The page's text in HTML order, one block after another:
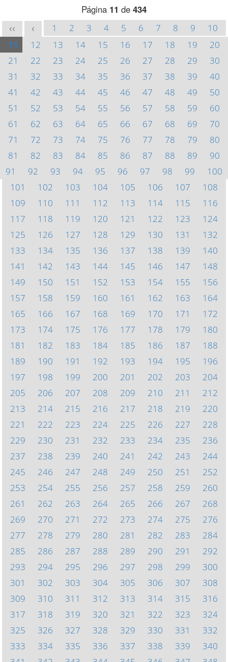
Página 11 de 434
<< < 1 2 3 4 5 6 7 8 9
10
11
12 13 14 15 16 17 18 19
20
21
22 23 24 25 26 27 28 29
30
31
32 33 34 35 36 37 38 39
40
41
42 43 44 45 46 47 48 49
50
51
52 53 54 55 56 57 58 59
60
61
62 63 64 65 66 67 68 69
70
71
72 73 74 75 76 77 78 79
80
81
82 83 84 85 86 87 88 89
90
91
92 93 94 95 96 97 98 99
100
101
102 103 104 105 106 107
108
109
110 111 112 113 114 115
116
117
118 119 120 121 122 123
124
125
126 127 128 129 130 131
132
133
134 135 136 137 138 139
140
141
142 143 144 145 146 147
148
149
150 151 152 153 154 155
156
157
158 159 160 161 162 163
164
165
166 167 168 169 170 171
172
173
174 175 176 177 178 179
180
181
182 183 184 185 186 187
188
189
190 191 192 193 194 195
196
197
198 199 200 201 202 203
204
205
206 207 208 209 210 211
212
213
214 215 216 217 218 219
220
221
222 223 224 225 226 227
228
229
230 231 232 233 234 235
236
237
238 239 240 241 242 243
244
245
246 247 248 249 250 251
252
253
254 255 256 257 258 259
260
261
262 263 264 265 266 267
268
269
270 271 272 273 274 275
276
277
278 279 280 281 282 283
284
285
286 287 288 289 290 291
292
293
294 295 296 297 298 299
300
301
302 303 304 305 306 307
308
309
310 311 312 313 314 315
316
317
318 319 320 321 322 323
324
325
326 327 328 329 330 331
332
333
334 335 336 337 338 339
340